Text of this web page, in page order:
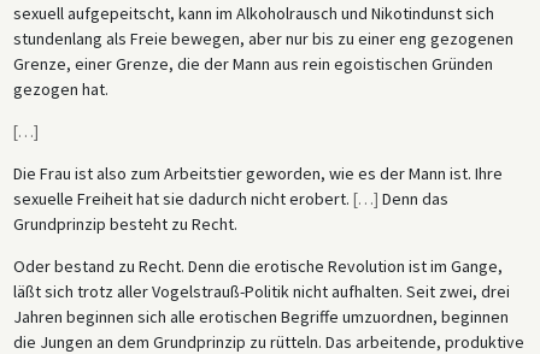
sexuell aufgepeitscht, kann im Alkoholrausch und Nikotindunst sich
stundenlang als Freie bewegen, aber nur bis zu einer eng gezogenen
Grenze, einer Grenze, die der Mann aus rein egoistischen Gründen
gezogen hat.
[…]
Die Frau ist also zum Arbeitstier geworden, wie es der Mann ist. Ihre
sexuelle Freiheit hat sie dadurch nicht erobert. […] Denn das
Grundprinzip besteht zu Recht.
Oder bestand zu Recht. Denn die erotische Revolution ist im Gange,
läßt sich trotz aller Vogelstrauß-Politik nicht aufhalten. Seit zwei, drei
Jahren beginnen sich alle erotischen Begriffe umzuordnen, beginnen
die Jungen an dem Grundprinzip zu rütteln. Das arbeitende, produktive